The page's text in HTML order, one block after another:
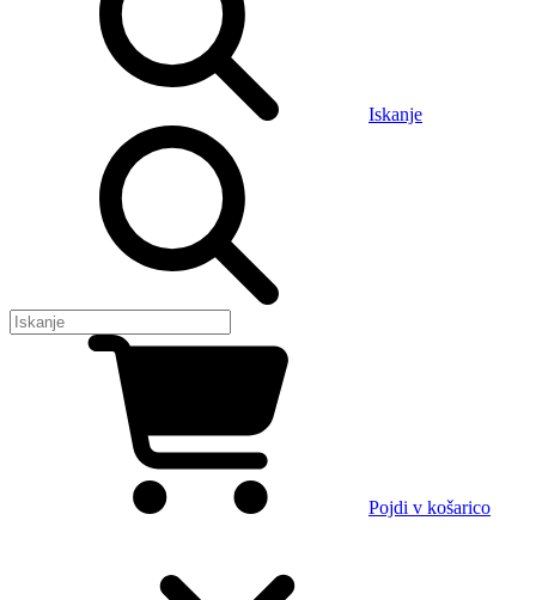
Iskanje
Pojdi v košarico